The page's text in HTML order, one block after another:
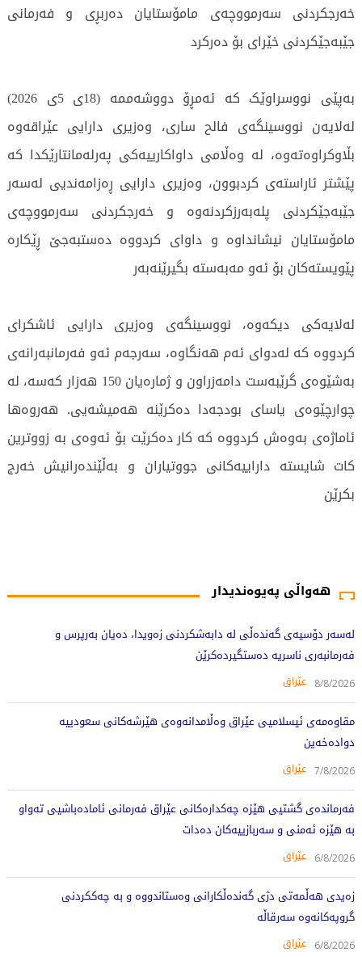
هەواڵی پەیوەندیدار
لەسەر دۆسیەی گەندەڵی لە دابەشکردنی زەویدا، دەیان بەرپرس و
فەرمانبەری ناسریە دەستگیردەکرێن
8/8/2026 عێراق
مقاوەمەی ئیسلامیی عێراق وەڵامدانەوەی هێرشەکانی سعودییە
دوادەخەین
7/8/2026 عێراق
فەرماندەی گشتیی هێزە چەکدارەکانی عێراق فەرمانی ئامادەباشیی تەواو
بە هێزە ئەمنی و سەربازییەکان دەدات
6/8/2026 عێراق
زەیدی هەڵمەتی دژی گەندەڵکارانی وەستاندووە و بە چەککردنی
گروپەکانەوە سەرقاڵە
6/8/2026 عێراق
خەرجکردنی سەرمووچەی مامۆستایان دەربڕی و فەرمانی
جێبەجێکردنی خێرای بۆ دەرکرد
بەپێی نووسراوێک کە ئەمڕۆ دووشەممە (18ی 5ی 2026)
لەلایەن نووسینگەی فالح ساری، وەزیری دارایی عێراقەوە
بڵاوکراوەتەوە، لە وەڵامی داواکارییەکی پەرلەمانتارێکدا کە
پێشتر ئاراستەی کردبوون، وەزیری دارایی ڕەزامەندیی لەسەر
جێبەجێکردنی پلەبەرزکردنەوە و خەرجکردنی سەرمووچەی
مامۆستایان نیشانداوە و داوای کردووە دەستبەجێ ڕێکارە
پێویستەکان بۆ ئەو مەبەستە بگیرێنەبەر
لەلایەکی دیکەوە، نووسینگەی وەزیری دارایی ئاشکرای
کردووە کە لەدوای ئەم هەنگاوە، سەرجەم ئەو فەرمانبەرانەی
بەشێوەی گرێبەست دامەزراون و ژمارەیان 150 هەزار کەسە، لە
چوارچێوەی یاسای بودجەدا دەکرێنە هەمیشەیی. هەروەها
ئاماژەی بەوەش کردووە کە کار دەکرێت بۆ ئەوەی بە زووترین
کات شایستە داراییەکانی جووتیاران و بەڵێندەرانیش خەرج
بکرێن